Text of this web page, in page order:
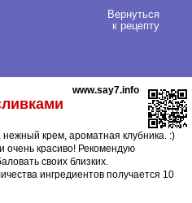
Вернуться
к рецепту
www.say7.info
нежный крем, ароматная клубника. :)
очень красиво! Рекомендую
своих близких.
ингредиентов получается 10